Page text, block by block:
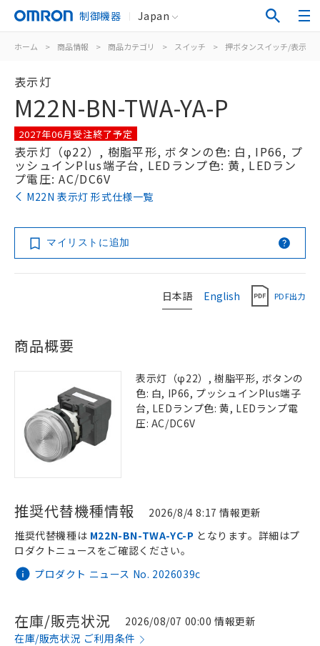
制御機器 Japan
ホーム > 商品情報 > 商品カテゴリ > スイッチ > 押ボタンスイッチ/表示灯
表示灯
M22N-BN-TWA-YA-P
2027年06月受注終了予定
表示灯（φ22）, 樹脂平形, ボタンの色: 白, IP66, プ
ッシュインPlus端子台, LEDランプ色: 黄, LEDラン
プ電圧: AC/DC6V
M22N 表示灯 形式仕様一覧
マイリストに追加
日本語 English PDF出力
商品概要
表示灯（φ22）, 樹脂平形, ボタンの
色: 白, IP66, プッシュインPlus端子
台, LEDランプ色: 黄, LEDランプ電
圧: AC/DC6V
推奨代替機種情報 2026/8/4 8:17 情報更新
プロダクト ニュース No. 2026039c
推奨代替機種は M22N-BN-TWA-YC-P となります。詳細はプ
ロダクトニュースをご確認ください。
在庫/販売状況
2026/08/07 00:00 情報更新
在庫/販売状況 ご利用条件